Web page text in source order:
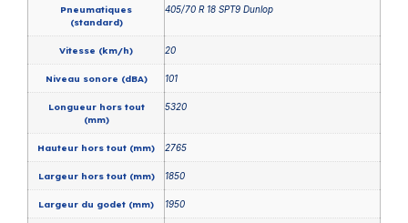
Pneumatiques
(standard)
405/70 R 18 SPT9 Dunlop
Vitesse (km/h) 20
Niveau sonore (dBA) 101
Longueur hors tout
(mm)
5320
Hauteur hors tout (mm) 2765
Largeur hors tout (mm) 1850
Largeur du godet (mm) 1950